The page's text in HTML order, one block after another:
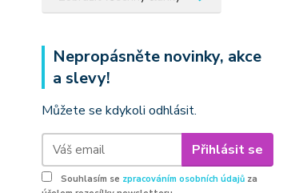
Nepropásněte novinky, akce
a slevy!
Můžete se kdykoli odhlásit.
Přihlásit se
Souhlasím se zpracováním osobních údajů za